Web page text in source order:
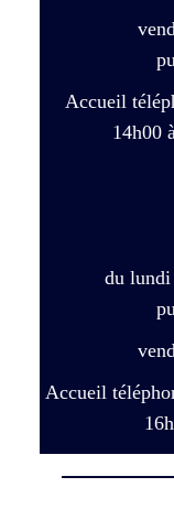
Accueil
14h00
du lundi
Accueil